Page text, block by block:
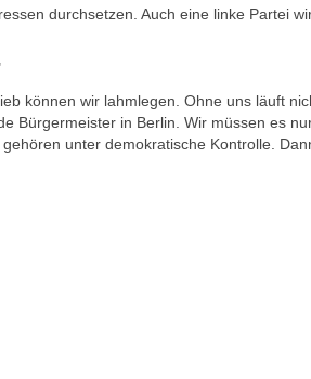
durchsetzen. Auch eine linke Partei
können wir lahmlegen. Ohne uns läuft
Bürgermeister in Berlin. Wir müssen es
unter demokratische Kontrolle.